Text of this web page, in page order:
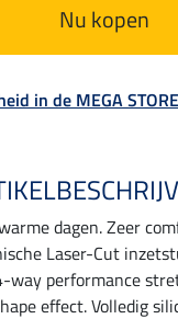
Nu kopen
in de MEGA STORE
dagen. Zeer
Laser-Cut
way performance
effect. Volledig